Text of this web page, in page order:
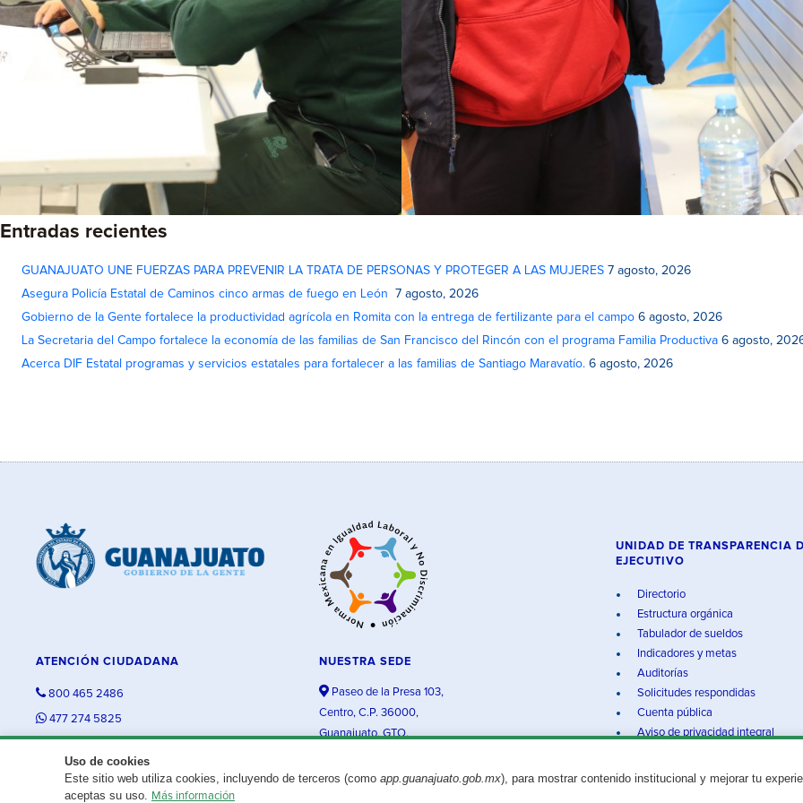
Entradas recientes
GUANAJUATO UNE FUERZAS PARA PREVENIR LA TRATA DE PERSONAS Y PROTEGER A LAS MUJERES 7 agosto, 2026
Asegura Policía Estatal de Caminos cinco armas de fuego en León
7 agosto, 2026
Gobierno de la Gente fortalece la productividad agrícola en Romita con la entrega de fertilizante para el campo 6 agosto, 2026
La Secretaria del Campo fortalece la economía de las familias de San Francisco del Rincón con el programa Familia Productiva 6 agosto,
Acerca DIF Estatal programas y servicios estatales para fortalecer a las familias de Santiago Maravatío. 6 agosto, 2026
Uso de cookies
Este sitio web utiliza cookies, incluyendo de terceros (como app.guanajuato.gob.mx), para mostrar contenido institucional y mejorar tu
aceptas su uso. Más información
ATENCIÓN CIUDADANA
800 465 2486
477 274 5825
NUESTRA SEDE
Paseo de la Presa 103,
Centro, C.P. 36000,
Guanajuato, GTO.
UNIDAD DE TRANSPARENCIA
EJECUTIVO
Directorio
Estructura orgánica
Tabulador de sueldos
Indicadores y metas
Auditorías
Solicitudes respondidas
Cuenta pública
Aviso de privacidad integral
¿Existe algún problema con esta página?Repórtalo aquí. Aviso legal© 2025 Gobierno del Estado de Guanajuato